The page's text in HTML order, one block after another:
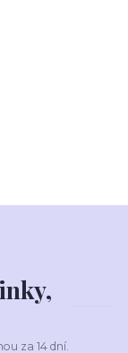
za 14 dní.